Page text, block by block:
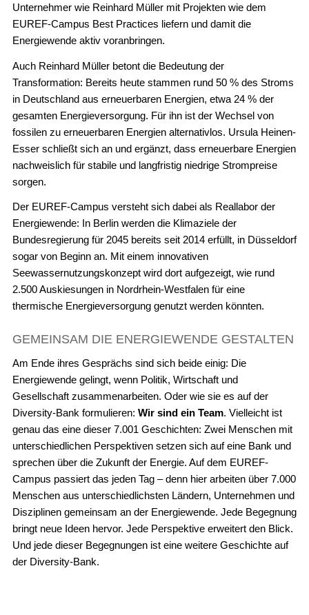
Unternehmer wie Reinhard Müller mit Projekten wie dem
EUREF-Campus Best Practices liefern und damit die
Energiewende aktiv voranbringen.
Auch Reinhard Müller betont die Bedeutung der
Transformation: Bereits heute stammen rund 50 % des Stroms
in Deutschland aus erneuerbaren Energien, etwa 24 % der
gesamten Energieversorgung. Für ihn ist der Wechsel von
fossilen zu erneuerbaren Energien alternativlos. Ursula Heinen-
Esser schließt sich an und ergänzt, dass erneuerbare Energien
nachweislich für stabile und langfristig niedrige Strompreise
sorgen.
Der EUREF-Campus versteht sich dabei als Reallabor der
Energiewende: In Berlin werden die Klimaziele der
Bundesregierung für 2045 bereits seit 2014 erfüllt, in Düsseldorf
sogar von Beginn an. Mit einem innovativen
Seewassernutzungskonzept wird dort aufgezeigt, wie rund
2.500 Auskiesungen in Nordrhein-Westfalen für eine
thermische Energieversorgung genutzt werden könnten.
GEMEINSAM DIE ENERGIEWENDE GESTALTEN
Am Ende ihres Gesprächs sind sich beide einig: Die
Energiewende gelingt, wenn Politik, Wirtschaft und
Gesellschaft zusammenarbeiten. Oder wie sie es auf der
Diversity-Bank formulieren: Wir sind ein Team. Vielleicht ist
genau das eine dieser 7.001 Geschichten: Zwei Menschen mit
unterschiedlichen Perspektiven setzen sich auf eine Bank und
sprechen über die Zukunft der Energie. Auf dem EUREF-
Campus passiert das jeden Tag – denn hier arbeiten über 7.000
Menschen aus unterschiedlichsten Ländern, Unternehmen und
Disziplinen gemeinsam an der Energiewende. Jede Begegnung
bringt neue Ideen hervor. Jede Perspektive erweitert den Blick.
Und jede dieser Begegnungen ist eine weitere Geschichte auf
der Diversity-Bank.